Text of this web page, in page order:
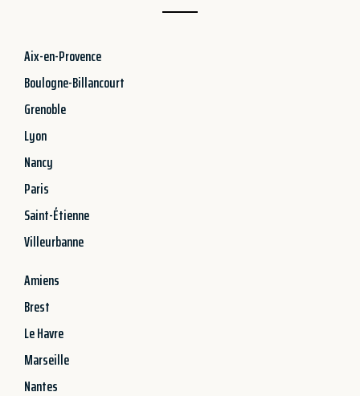
Aix-en-Provence
Boulogne-Billancourt
Grenoble
Lyon
Nancy
Paris
Saint-Étienne
Villeurbanne
Amiens
Brest
Le Havre
Marseille
Nantes